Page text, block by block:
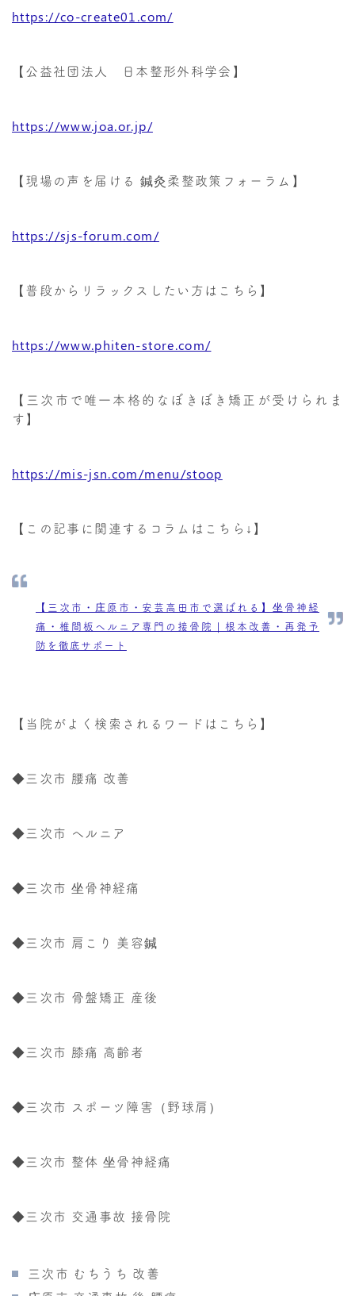
https://co-create01.com/
【公益社団法人 日本整形外科学会】
https://www.joa.or.jp/
【現場の声を届ける 鍼灸柔整政策フォーラム】
https://sjs-forum.com/
【普段からリラックスしたい方はこちら】
https://www.phiten-store.com/
【三次市で唯一本格的なぼきぼき矯正が受けられま
す】
https://mis-jsn.com/menu/stoop
【この記事に関連するコラムはこちら↓】
【三次市・庄原市・安芸高田市で選ばれる】坐骨神経
痛・椎間板ヘルニア専門の接骨院｜根本改善・再発予
防を徹底サポート
【当院がよく検索されるワードはこちら】
◆三次市 腰痛 改善
◆三次市 ヘルニア
◆三次市 坐骨神経痛
◆三次市 肩こり 美容鍼
◆三次市 骨盤矯正 産後
◆三次市 膝痛 高齢者
◆三次市 スポーツ障害（野球肩）
◆三次市 整体 坐骨神経痛
◆三次市 交通事故 接骨院
三次市 むちうち 改善